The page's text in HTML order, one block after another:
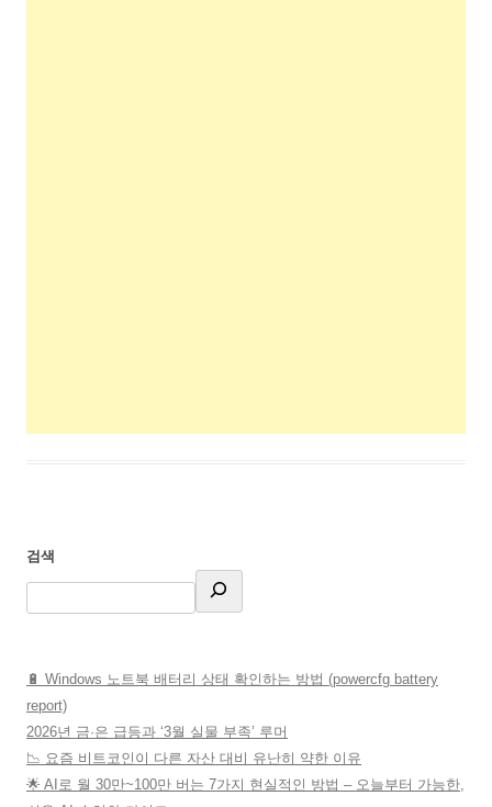
검색
🔋 Windows 노트북 배터리 상태 확인하는 방법 (powercfg battery
report)
2026년 금·은 급등과 ‘3월 실물 부족’ 루머
📉 요즘 비트코인이 다른 자산 대비 유난히 약한 이유
🌟 AI로 월 30만~100만 버는 7가지 현실적인 방법 – 오늘부터 가능한,